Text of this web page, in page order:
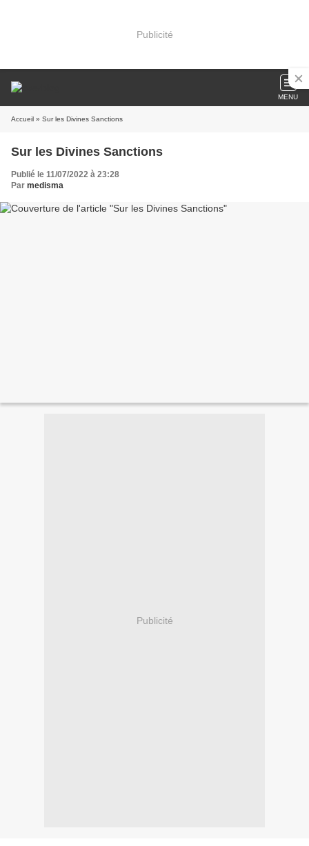
Publicité
MENU
Accueil » Sur les Divines Sanctions
Sur les Divines Sanctions
Publié le 11/07/2022 à 23:28
Par medisma
Publicité